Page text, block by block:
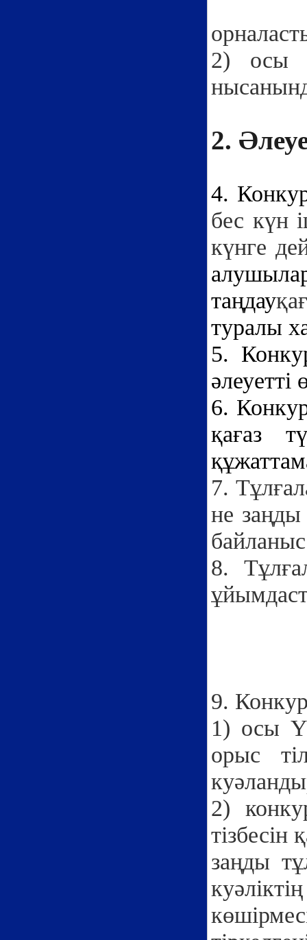
2) осы
2.
4.
бес күн
күнге
таңдау
туралы
5.
әлеуетті
6.
қағаз
7.
не заңды
8.
9.
1) осы
орыс
2)
тізбесін
заңды